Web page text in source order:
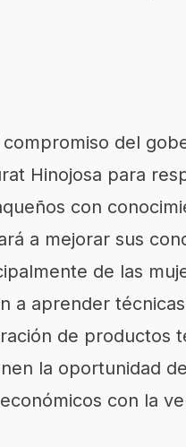
compromiso del
Hinojosa para
con
a mejorar sus
de las
a aprender
de productos
la oportunidad
con la